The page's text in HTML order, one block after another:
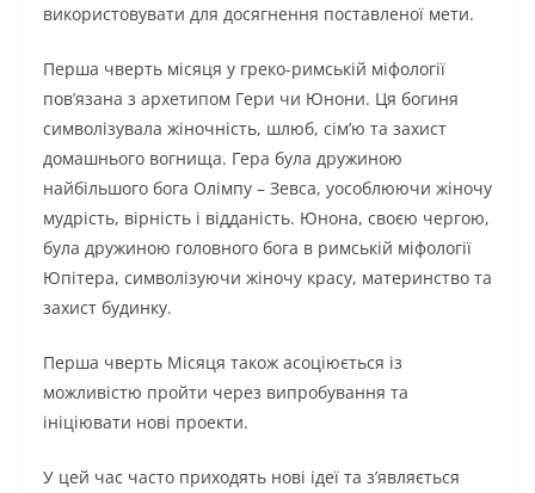
використовувати для досягнення поставленої мети.
Перша чверть місяця у греко-римській міфології
пов’язана з архетипом Гери чи Юнони. Ця богиня
символізувала жіночність, шлюб, сім’ю та захист
домашнього вогнища. Гера була дружиною
найбільшого бога Олімпу – Зевса, уособлюючи жіночу
мудрість, вірність і відданість. Юнона, своєю чергою,
була дружиною головного бога в римській міфології
Юпітера, символізуючи жіночу красу, материнство та
захист будинку.
Перша чверть Місяця також асоціюється із
можливістю пройти через випробування та
ініціювати нові проекти.
У цей час часто приходять нові ідеї та з’являється